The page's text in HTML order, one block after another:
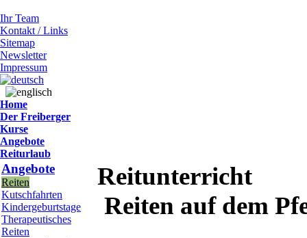
Ihr Team
Kontakt / Links
Sitemap
Newsletter
Impressum
Home
Der Freiberger
Kurse
Angebote
Reiturlaub
Angebote
Reiten
Kutschfahrten
Kindergeburtstage
Therapeutisches
Reiten
Reitunterricht
Reiten auf dem